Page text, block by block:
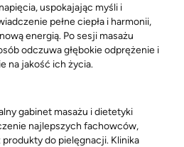
uspokajając myśli i
pełne ciepła i harmonii,
energią. Po sesji masażu
odczuwa głębokie odprężenie i
na jakość ich życia.
gabinet masażu i dietetyki
najlepszych fachowców,
do pielęgnacji. Klinika